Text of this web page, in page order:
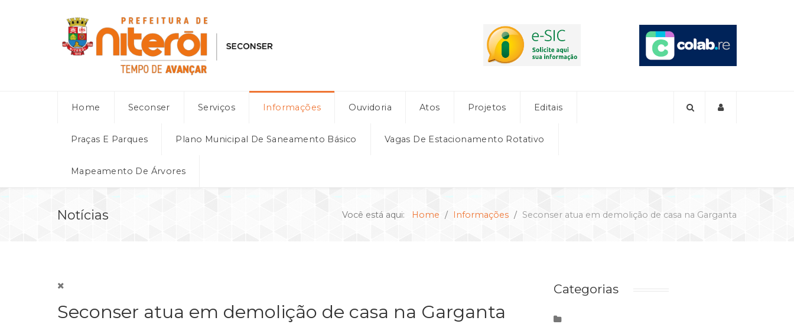
Home Seconser Serviços Informações Ouvidoria Atos Projetos Editais
Praças E Parques Plano Municipal De Saneamento Básico Vagas De Estacionamento Rotativo
Mapeamento De Árvores
Notícias Você está aqui: Home Informações Seconser atua em demolição de casa na Garganta
Seconser atua em demolição de casa na Garganta
Categorias